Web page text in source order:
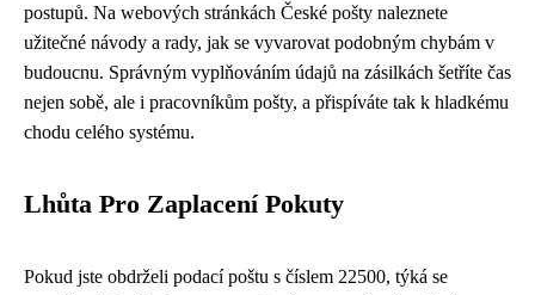
postupů. Na webových stránkách České pošty naleznete
užitečné návody a rady, jak se vyvarovat podobným chybám v
budoucnu. Správným vyplňováním údajů na zásilkách šetříte čas
nejen sobě, ale i pracovníkům pošty, a přispíváte tak k hladkému
chodu celého systému.
Lhůta Pro Zaplacení Pokuty
Pokud jste obdrželi podací poštu s číslem 22500, týká se